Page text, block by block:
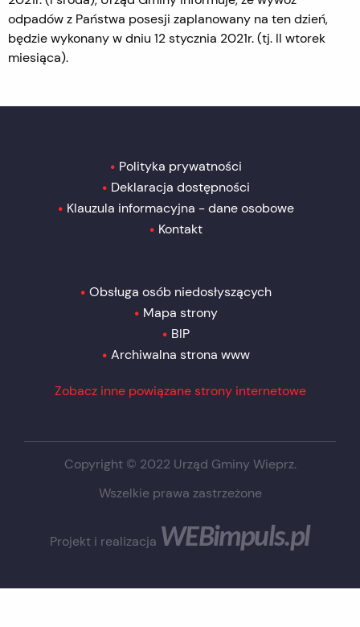
odpadów z Państwa posesji zaplanowany na ten dzień,
będzie wykonany w dniu 12 stycznia 2021r. (tj. II wtorek
miesiąca).
Polityka prywatności
Deklaracja dostępności
Klauzula informacyjna - dane osobowe
Kontakt
Obsługa osób niedosłyszących
Mapa strony
BIP
Archiwalna strona www
Zobacz inne powiązane strony internetowe
Copyright © 2022 Urząd Gminy Wieprz.
Wszelkie prawa zastrzeżone
Projekt i realizacja WEBimpuls.pl